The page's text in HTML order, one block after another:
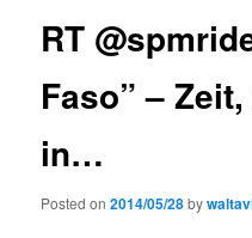
RT
Faso” –
in…
Posted on2014/05/28by